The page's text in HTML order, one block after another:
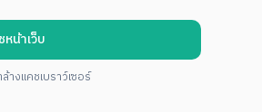
หน้าเว็บ
งแคชเบราว์เซอร์